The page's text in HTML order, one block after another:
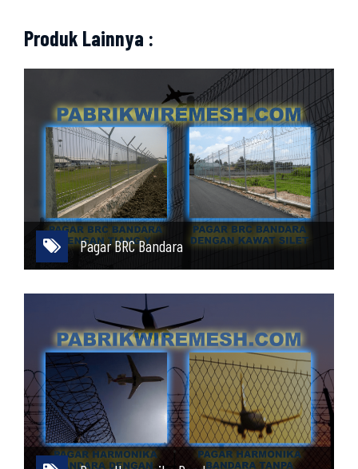
Produk Lainnya :
Pagar BRC Bandara